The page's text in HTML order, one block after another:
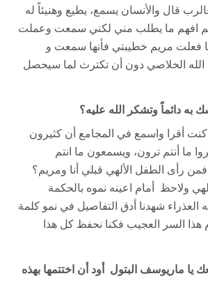
قال والأنسان يسمع، يطيع وهنيئاً له
افهم ما يطلب مني لكني سمعت وعملت
فعلت مريم خطيبتي فأنها سمعت و
الخلاصي دون أن تكترث لما سيحصل
به دائماً وتشكر الله عليه؟
أقرا واسمع في المجامع أن كثيرون
ما أنتم ترون، ويسمعون ما انتم
17) فمن رأى الطفل الألهي قبلي أنا ومريم؟
ولاحظ أمام اعينه نموه بالحكمة
العذراء شهدنا أدق التفاصيل في نمو كلمة
هذا السر العجيب فكنا نحفظ كل هذا
يا ماريوسف البتول أود أن اختتمها بهذه